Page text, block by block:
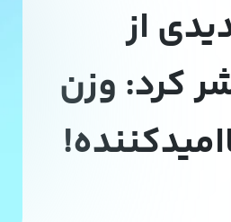
از
منتشر کرد: وزن